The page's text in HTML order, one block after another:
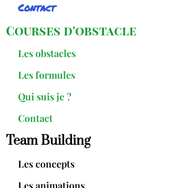
Contact
Courses d'obstacle
Les obstacles
Les formules
Qui suis je ?
Contact
Team Building
Les concepts